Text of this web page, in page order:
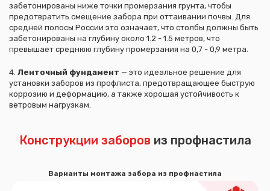
забетонированы ниже точки промерзания грунта, чтобы
предотвратить смещение забора при оттаивании почвы. Для
средней полосы России это означает, что столбы должны быть
забетонированы на глубину около 1.2 - 1.5 метров, что
превышает среднюю глубину промерзания на 0,7 - 0,9 метра.
4. Ленточный фундамент — это идеальное решение для
установки заборов из профлиста, предотвращающее быструю
коррозию и деформацию, а также хорошая устойчивость к
ветровым нагрузкам.
Конструкции заборов из профнастила
Варианты монтажа забора из профнастила